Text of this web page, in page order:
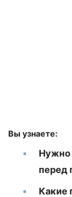
Вы узнаете:
Нужно
перед
Какие